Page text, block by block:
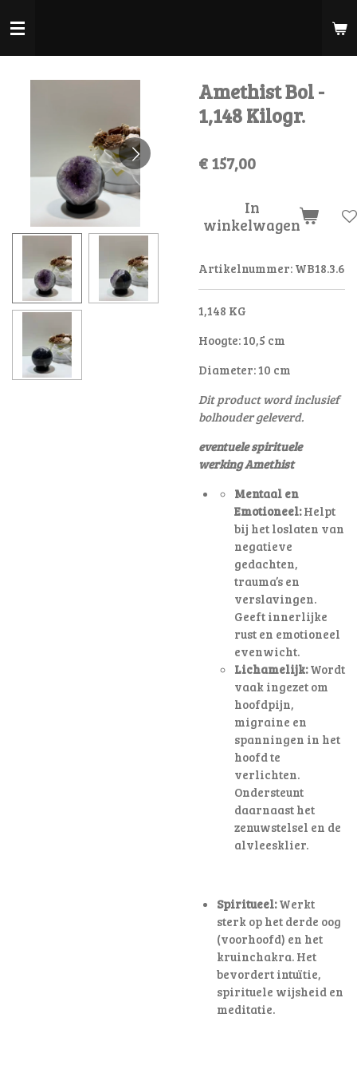
direct
Amethist Bol -
1,148 Kilogr.
€ 157,00
In
winkelwagen
Artikelnummer: WB18.3.6
1,148 KG
Hoogte: 10,5 cm
Diameter: 10 cm
Dit product word inclusief
bolhouder geleverd.
eventuele spirituele
werking Amethist
Mentaal en
Emotioneel:Helpt
bij het loslaten van
negatieve
gedachten,
trauma’s en
verslavingen.
Geeft innerlijke
rust en emotioneel
evenwicht.
Lichamelijk:Wordt
vaak ingezet om
hoofdpijn,
migraine en
spanningen in het
hoofd te
verlichten.
Ondersteunt
daarnaast het
zenuwstelsel en de
alvleesklier.
Spiritueel:Werkt
sterk op het derde oog
(voorhoofd) en het
kruinchakra. Het
bevordert intuïtie,
spirituele wijsheid en
meditatie.